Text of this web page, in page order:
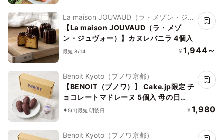
La maison JOUVAUD（ラ・メゾン・ジュ
ヴォー）
【La maison JOUVAUD（ラ・メゾ
ン・ジュヴォー）】カヌレバニラ 4個入
最短 8/14 ¥ 1,944～
Benoit Kyoto（ブノワ京都）
【BENOIT（ブノワ）】 Cake.jp限定 チ
ョコレートマドレーヌ 5個入 母の日
2026
5(1)最短 明後日 ¥ 1,980
Benoit Kyoto（ブノワ京都）